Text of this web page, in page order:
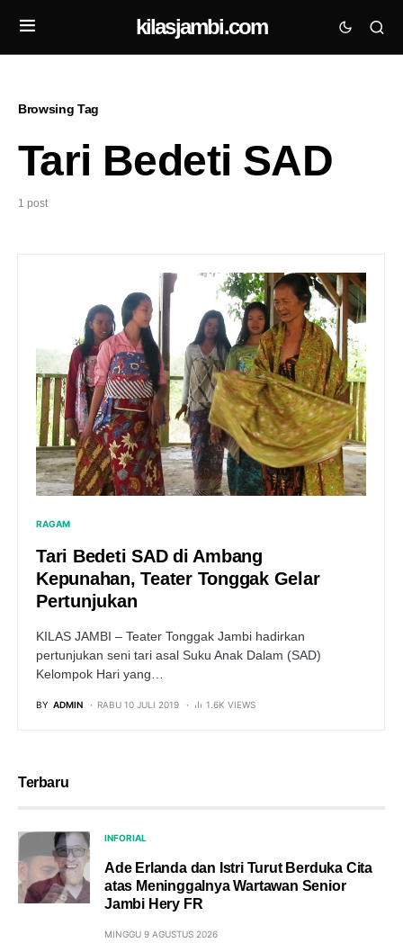
kilasjambi.com
Browsing Tag
Tari Bedeti SAD
1 post
RAGAM
Tari Bedeti SAD di Ambang
Kepunahan, Teater Tonggak Gelar
Pertunjukan
KILAS JAMBI – Teater Tonggak Jambi hadirkan
pertunjukan seni tari asal Suku Anak Dalam (SAD)
Kelompok Hari yang…
BY ADMIN RABU 10 JULI 2019 1.6K VIEWS
Terbaru
INFORIAL
Ade Erlanda dan Istri Turut Berduka Cita
atas Meninggalnya Wartawan Senior
Jambi Hery FR
MINGGU 9 AGUSTUS 2026